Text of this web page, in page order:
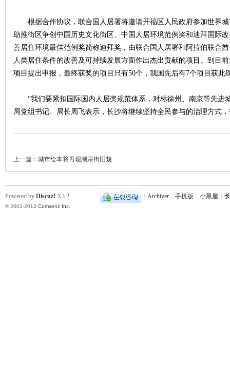
根据合作协议，联合国人居署将邀请开福区人民政府参加世界城
助推街区争创中国历史文化街区、中国人居环境范例奖和迪拜国际
善居住环境最佳范例奖简称迪拜奖，由联合国人居署和阿拉伯联合
人类居住条件的改善及可持续发展方面作出杰出贡献的项目。到目
项目提出申报，最终获奖的项目只有50个，我国先后有7个项目获此
“我们要紧扣国际国内人居奖规范体系，对标徐州、南京等先进
局党组书记、局长周飞表示，长沙将继续坚持全民参与的治理方式
上一篇： 城市绘本将再现潮宗街旧貌
Archiver 手机版 小黑屋
Powered by Discuz! X3.2
© 2001-2013 Comsenz Inc.